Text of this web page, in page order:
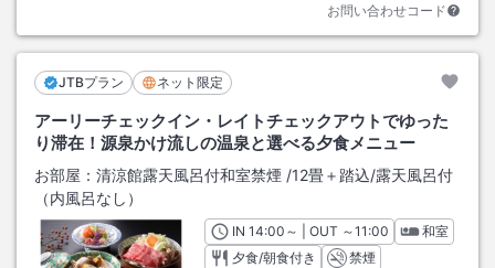
お問い合わせコード
JTBプラン ネット限定
アーリーチェックイン・レイトチェックアウトでゆった
り滞在！源泉かけ流しの温泉と選べる夕食メニュー
お部屋： 清涼館露天風呂付和室禁煙 /12畳＋踏込/露天風呂付
（内風呂なし）
INチェックイン
14:00 ～ | OUT チェックアウト
～11:00
和室
夕食/朝食付き
禁煙